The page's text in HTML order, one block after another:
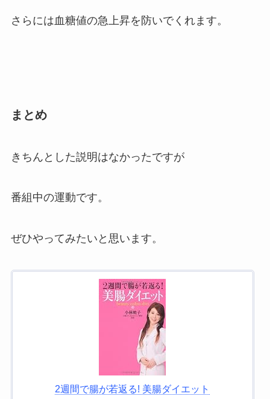
さらには血糖値の急上昇を防いでくれます。
まとめ
きちんとした説明はなかったですが
番組中の運動です。
ぜひやってみたいと思います。
2週間で腸が若返る! 美腸ダイエット